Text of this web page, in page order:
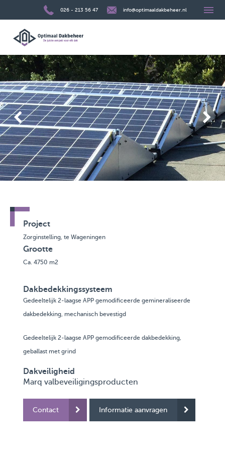
026 - 213 56 47 info@optimaaldakbeheer.nl
Project
Zorginstelling, te Wageningen
Grootte
Ca. 4750 m2
Dakbedekkingssysteem
Gedeeltelijk 2-laagse APP gemodificeerde gemineraliseerde
dakbedekking, mechanisch bevestigd
Gedeeltelijk 2-laagse APP gemodificeerde dakbedekking,
geballast met grind
Dakveiligheid
Marq valbeveiligingsproducten
Contact Informatie aanvragen